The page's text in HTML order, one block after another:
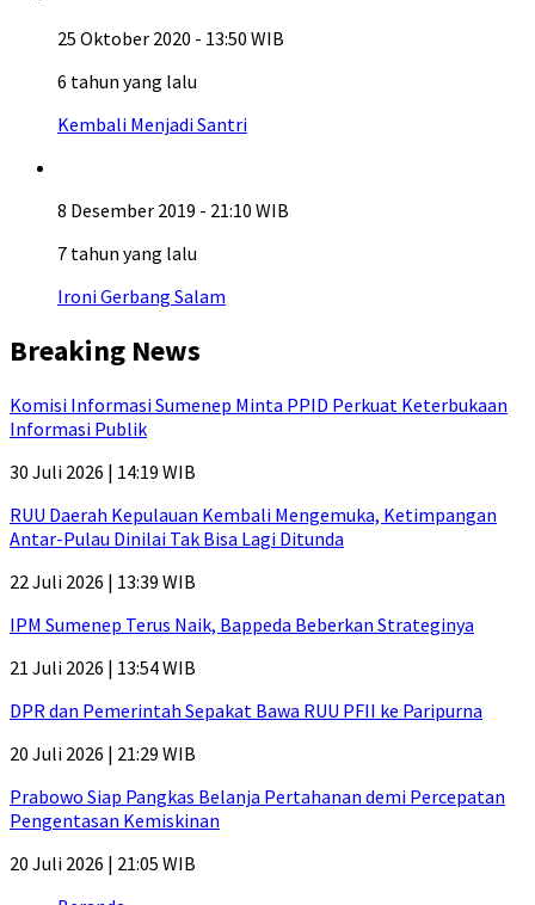
25 Oktober 2020 - 13:50 WIB
6 tahun yang lalu
Kembali Menjadi Santri
8 Desember 2019 - 21:10 WIB
7 tahun yang lalu
Ironi Gerbang Salam
Breaking News
Komisi Informasi Sumenep Minta PPID Perkuat Keterbukaan
Informasi Publik
30 Juli 2026 | 14:19 WIB
RUU Daerah Kepulauan Kembali Mengemuka, Ketimpangan
Antar-Pulau Dinilai Tak Bisa Lagi Ditunda
22 Juli 2026 | 13:39 WIB
IPM Sumenep Terus Naik, Bappeda Beberkan Strateginya
21 Juli 2026 | 13:54 WIB
DPR dan Pemerintah Sepakat Bawa RUU PFII ke Paripurna
20 Juli 2026 | 21:29 WIB
Prabowo Siap Pangkas Belanja Pertahanan demi Percepatan
Pengentasan Kemiskinan
20 Juli 2026 | 21:05 WIB